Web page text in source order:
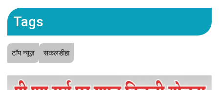
Tags
टॉप न्यूज़ सकलडीहा